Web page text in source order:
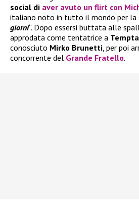
social di aver avuto un flirt con
italiano noto in tutto il mondo per la
giorni“. Dopo essersi buttata alle
approdata come tentatrice a
conosciuto Mirko Brunetti, per poi
concorrente del Grande Fratello.